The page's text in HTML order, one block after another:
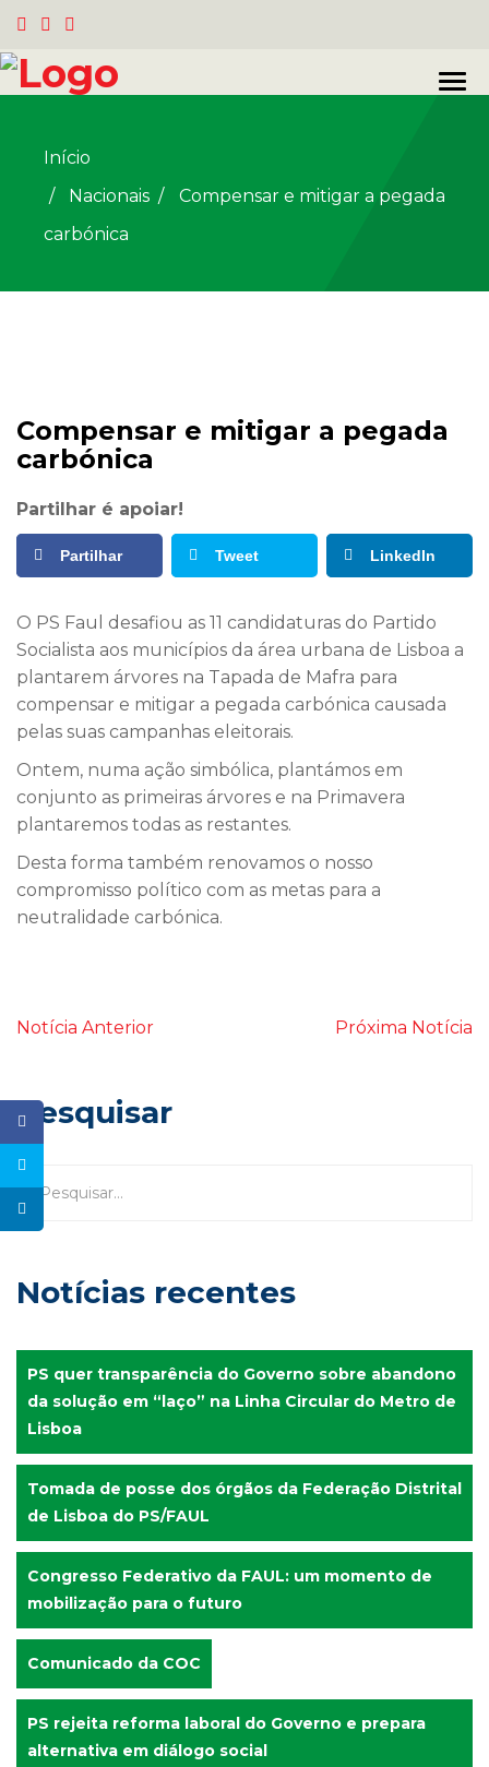
Início
Nacionais /
Compensar e mitigar a pegada
carbónica
Compensar e mitigar a pegada
carbónica
Partilhar é apoiar!
Partilhar Tweet LinkedIn
O PS Faul desafiou as 11 candidaturas do Partido
Socialista aos municípios da área urbana de Lisboa a
plantarem árvores na Tapada de Mafra para
compensar e mitigar a pegada carbónica causada
pelas suas campanhas eleitorais.
Ontem, numa ação simbólica, plantámos em
conjunto as primeiras árvores e na Primavera
plantaremos todas as restantes.
Desta forma também renovamos o nosso
compromisso político com as metas para a
neutralidade carbónica.
Notícia Anterior Próxima Notícia
Pesquisar
Notícias recentes
PS quer transparência do Governo sobre abandono
da solução em “laço” na Linha Circular do Metro de
Lisboa
Tomada de posse dos órgãos da Federação Distrital
de Lisboa do PS/FAUL
Congresso Federativo da FAUL: um momento de
mobilização para o futuro
Comunicado da COC
PS rejeita reforma laboral do Governo e prepara
alternativa em diálogo social